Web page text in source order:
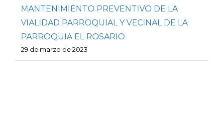
MANTENIMIENTO PREVENTIVO DE LA
VIALIDAD PARROQUIAL Y VECINAL DE LA
PARROQUIA EL ROSARIO
29 de marzo de 2023